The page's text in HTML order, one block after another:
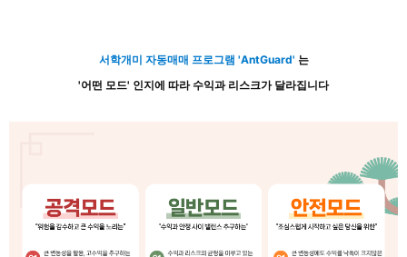
서학개미 자동매매 프로그램 'AntGuard' 는
'어떤 모드' 인지에 따라 수익과 리스크가 달라집니다